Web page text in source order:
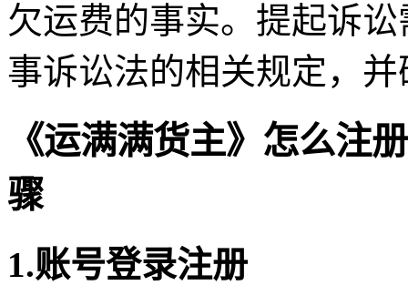
欠运费的事实。提起诉
事诉讼法的相关规定，
《运满满货主》怎么注
骤
1.账号登录注册